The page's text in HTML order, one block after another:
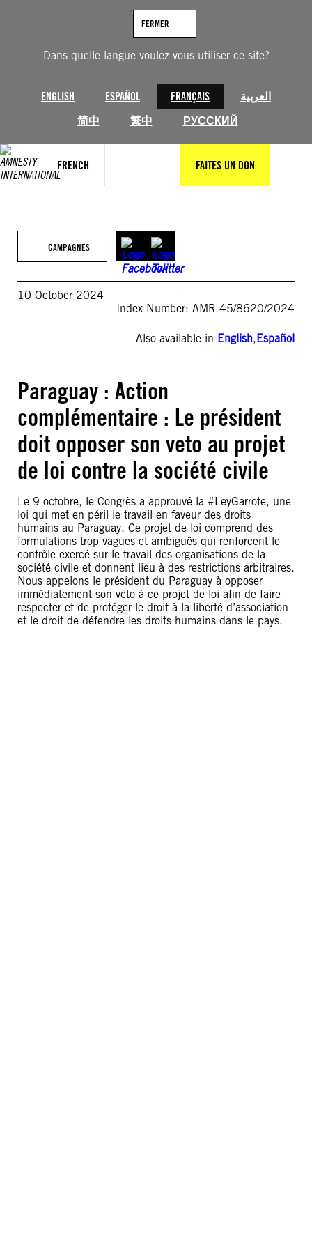
Dans quelle langue voulez-vous utiliser ce site?
ENGLISH ESPAÑOL FRANÇAIS
العربية
简中
繁中 РУССКИЙ
FERMER
FRENCH FAITES UN DON
CAMPAGNES
10 October 2024
Index Number: AMR 45/8620/2024
Also available in English,Español
Paraguay : Action
complémentaire : Le président
doit opposer son veto au projet
de loi contre la société civile
Le 9 octobre, le Congrès a approuvé la #LeyGarrote, une
loi qui met en péril le travail en faveur des droits
humains au Paraguay. Ce projet de loi comprend des
formulations trop vagues et ambiguës qui renforcent le
contrôle exercé sur le travail des organisations de la
société civile et donnent lieu à des restrictions arbitraires.
Nous appelons le président du Paraguay à opposer
immédiatement son veto à ce projet de loi afin de faire
respecter et de protéger le droit à la liberté d’association
et le droit de défendre les droits humains dans le pays.